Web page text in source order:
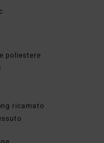
poliestere
ricamato